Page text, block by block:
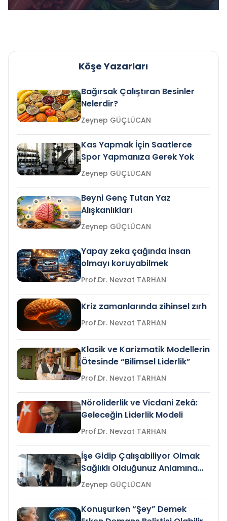
Köşe Yazarları
Bağırsak Çalıştıran Besinler
Nelerdir?
Zeynep GÜÇLÜCAN
Kas Yapmak İçin Saatlerce
Spor Yapmanıza Gerek Yok
Zeynep GÜÇLÜCAN
Beyni Genç Tutan Yaz
Alışkanlıkları
Zeynep GÜÇLÜCAN
Yapay zeka çağında insan
olmayı koruyabilmek
Prof.Dr. Nevzat TARHAN
Kriz zamanlarında zihinsel zırh
Prof.Dr. Nevzat TARHAN
Klasik ve Karizmatik Modellerin
Ötesinde “Bilimsel Liderlik”
Prof.Dr. Nevzat TARHAN
Nöroliderlik ve Vicdani Zekâ:
Geleceğin Liderlik Modeli
Prof.Dr. Nevzat TARHAN
İşe Gidip Çalışabiliyor Olmak
Sağlıklı Olduğunuz Anlamına
Gelir mi?Zeynep GÜÇLÜCAN
Konuşurken “Şey” Demek